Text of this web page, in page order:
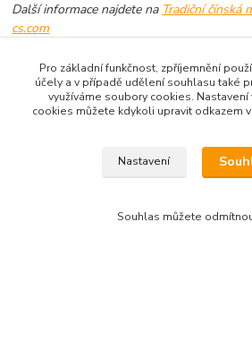
Další informace najdete na Tradiční čínská
cs.com
Zboží zařazeno v kategoriích
Produkty dle zaměření
Tradiční čínská medicína
Pro základní funkčnost, zpříjemnění
účely a v případě udělení souhlasu také
využíváme soubory cookies.
cookies můžete kdykoli upravit odkazem
Nastavení
Souhlas můžete